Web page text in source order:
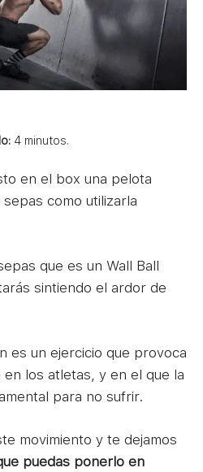
4 minutos.
en el box una pelota
como utilizarla
que es un Wall Ball
sintiendo el ardor de
es un ejercicio que provoca
los atletas, y en el que la
para no sufrir.
movimiento y te dejamos
puedas ponerlo en